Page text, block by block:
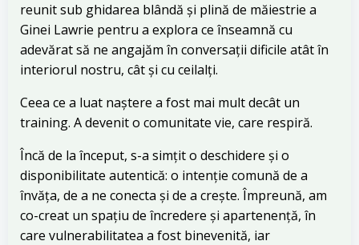
reunit sub ghidarea blândă și plină de măiestrie a
Ginei Lawrie pentru a explora ce înseamnă cu
adevărat să ne angajăm în conversații dificile atât în
interiorul nostru, cât și cu ceilalți.
Ceea ce a luat naștere a fost mai mult decât un
training. A devenit o comunitate vie, care respiră.
Încă de la început, s-a simțit o deschidere și o
disponibilitate autentică: o intenție comună de a
învăța, de a ne conecta și de a crește. Împreună, am
co-creat un spațiu de încredere și apartenență, în
care vulnerabilitatea a fost binevenită, iar